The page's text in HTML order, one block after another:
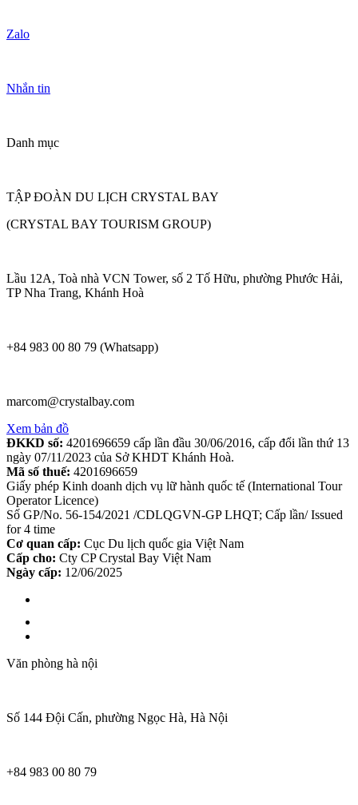
Zalo
Nhắn tin
Danh mục
TẬP ĐOÀN DU LỊCH CRYSTAL BAY
(CRYSTAL BAY TOURISM GROUP)
Lầu 12A, Toà nhà VCN Tower, số 2 Tố Hữu, phường Phước Hải,
TP Nha Trang, Khánh Hoà
+84 983 00 80 79 (Whatsapp)
marcom@crystalbay.com
Xem bản đồ
ĐKKD số: 4201696659 cấp lần đầu 30/06/2016, cấp đổi lần thứ 13
ngày 07/11/2023 của Sở KHDT Khánh Hoà.
Mã số thuế: 4201696659
Giấy phép Kinh doanh dịch vụ lữ hành quốc tế (International Tour
Operator Licence)
Số GP/No. 56-154/2021 /CDLQGVN-GP LHQT; Cấp lần/ Issued
for 4 time
Cơ quan cấp: Cục Du lịch quốc gia Việt Nam
Cấp cho: Cty CP Crystal Bay Việt Nam
Ngày cấp: 12/06/2025
Văn phòng hà nội
Số 144 Đội Cấn, phường Ngọc Hà, Hà Nội
+84 983 00 80 79